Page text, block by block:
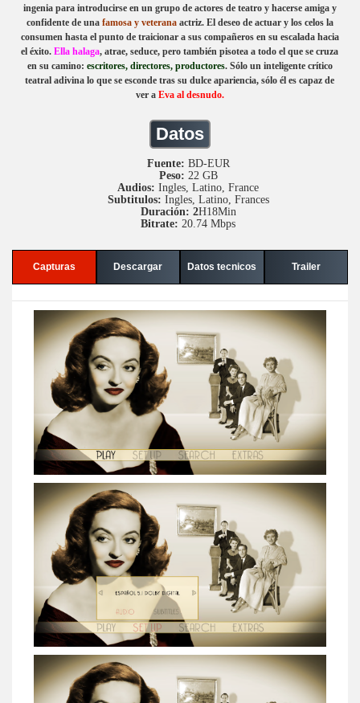
ingenia para introducirse en un grupo de actores de teatro y hacerse amiga y
confidente de una famosa y veteranaactriz. El deseo de actuar y los celos la
consumen hasta el punto de traicionar a sus compañeros en su escalada hacia
el éxito.Ella halaga, atrae, seduce, pero también pisotea a todo el que se cruza
en su camino: escritores, directores, productores. Sólo un inteligente crítico
teatral adivina lo que se esconde tras su dulce apariencia, sólo él es capaz de
ver a Eva al desnudo.
Datos
Fuente: BD-EUR
Peso: 22 GB
Audios: Ingles, Latino, France
Subtitulos: Ingles, Latino, Frances
Duración: 2H18Min
Bitrate: 20.74 Mbps
Capturas Descargar Datos tecnicos Trailer